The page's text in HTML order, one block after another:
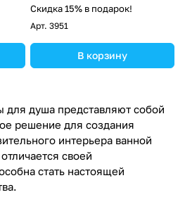
белый
Скидка 15% в подарок!
Арт. 3951
В корзину
для душа представляют собой
решение для создания
интерьера ванной
своей
стать настоящей